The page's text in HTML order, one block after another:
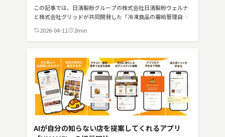
おすすめ
スマホ
検索する
この記事では、日清製粉グループの株式会社日清製粉ウェルナ
と株式会社グリッドが共同開発した「冷凍食品の需給管理自動
化システム」を紹介しています。
2026-04-11 2min
AIが自分の知らない店を提案してくれるアプリ